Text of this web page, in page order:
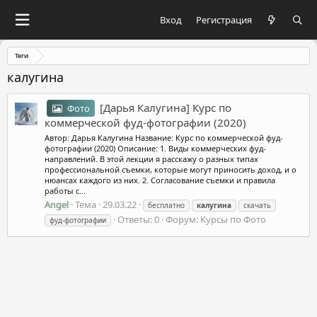
Вход Регистрация
Теги
калугина
Фото
[Дарья Калугина] Курс по
коммерческой фуд-фотографии (2020)
Автор: Дарья Калугина Название: Курс по коммерческой фуд-
фотографии (2020) Описание: 1. Виды коммерческих фуд-
направлений. В этой лекции я расскажу о разных типах
профессиональной съемки, которые могут приносить доход, и о
нюансах каждого из них. 2. Согласование съемки и правила
работы с...
Angel Тема 29.03.22 бесплатно калугина
скачать
фуд-фотографии
Ответы: 0 Форум: Курсы по Фото